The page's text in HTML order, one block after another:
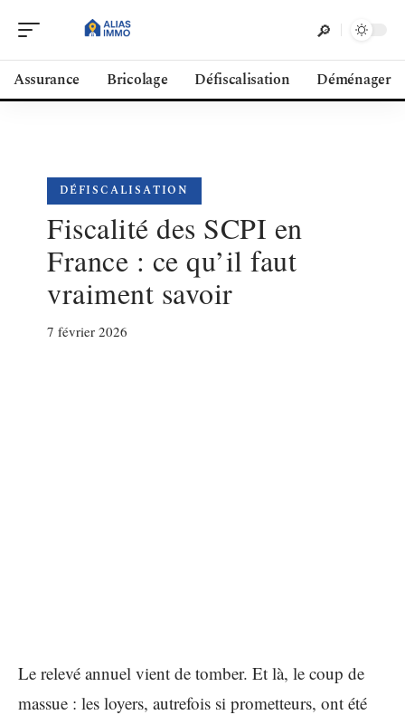
Assurance Bricolage Défiscalisation Déménager
DÉFISCALISATION
Fiscalité des SCPI en
France : ce qu’il faut
vraiment savoir
7 février 2026
Le relevé annuel vient de tomber. Et là, le coup de
massue : les loyers, autrefois si prometteurs, ont été